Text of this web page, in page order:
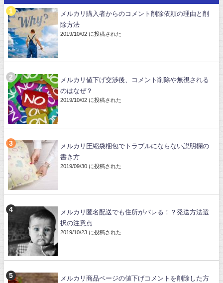
メルカリ購入者からのコメント削除依頼の理由と削
除方法
2019/10/02 に投稿された
メルカリ値下げ交渉後、コメント削除や無視される
のはなぜ？
2019/10/02 に投稿された
メルカリ圧縮袋梱包でトラブルにならない説明欄の
書き方
2019/09/30 に投稿された
メルカリ匿名配送でも住所がバレる！？発送方法選
択の注意点
2019/10/23 に投稿された
メルカリ商品ページの値下げコメントを削除した方